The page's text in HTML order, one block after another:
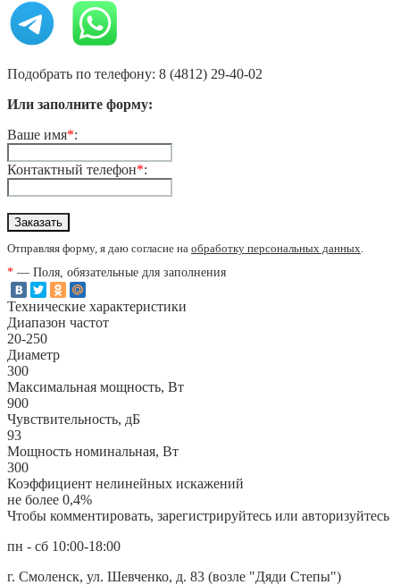
Подобрать по телефону: 8 (4812) 29-40-02
Или заполните форму:
Ваше имя*:
Контактный телефон*:
Отправляя форму, я даю согласие на обработку персональных данных.
* — Поля, обязательные для заполнения
Технические характеристики
Диапазон частот
20-250
Диаметр
300
Максимальная мощность, Вт
900
Чувствительность, дБ
93
Мощность номинальная, Вт
300
Коэффициент нелинейных искажений
не более 0,4%
Чтобы комментировать, зарегистрируйтесь или авторизуйтесь
пн - сб 10:00-18:00
г. Смоленск, ул. Шевченко, д. 83 (возле "Дяди Степы")